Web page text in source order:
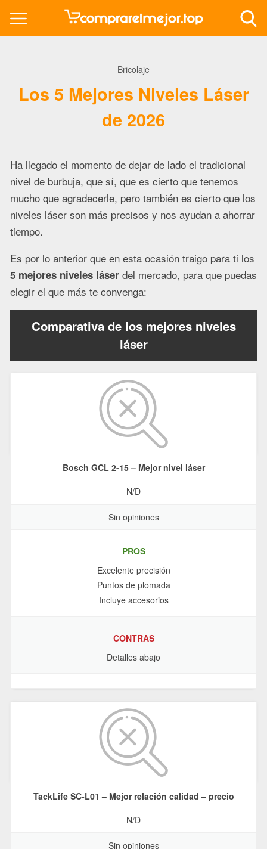
Bricolaje
Los 5 Mejores Niveles Láser
de 2026
Ha llegado el momento de dejar de lado el tradicional
nivel de burbuja, que sí, que es cierto que tenemos
mucho que agradecerle, pero también es cierto que los
niveles láser son más precisos y nos ayudan a ahorrar
tiempo.
Es por lo anterior que en esta ocasión traigo para ti los
5 mejores niveles láser del mercado, para que puedas
elegir el que más te convenga:
Comparativa de los mejores niveles
láser
Bosch GCL 2-15 – Mejor nivel láser
N/D
Sin opiniones
PROS
Excelente precisión
Puntos de plomada
Incluye accesorios
CONTRAS
Detalles abajo
TackLife SC-L01 – Mejor relación calidad – precio
N/D
Sin opiniones